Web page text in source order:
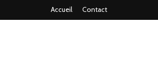
Accueil Contact